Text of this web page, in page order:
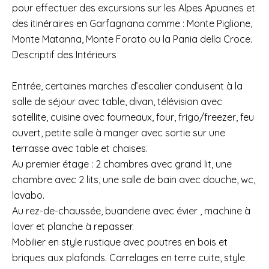
pour effectuer des excursions sur les Alpes Apuanes et
des itinéraires en Garfagnana comme : Monte Piglione,
Monte Matanna, Monte Forato ou la Pania della Croce.
Descriptif des Intérieurs
Entrée, certaines marches d’escalier conduisent à la
salle de séjour avec table, divan, télévision avec
satellite, cuisine avec fourneaux, four, frigo/freezer, feu
ouvert, petite salle à manger avec sortie sur une
terrasse avec table et chaises.
Au premier étage : 2 chambres avec grand lit, une
chambre avec 2 lits, une salle de bain avec douche, wc,
lavabo.
Au rez-de-chaussée, buanderie avec évier , machine à
laver et planche à repasser.
Mobilier en style rustique avec poutres en bois et
briques aux plafonds. Carrelages en terre cuite, style